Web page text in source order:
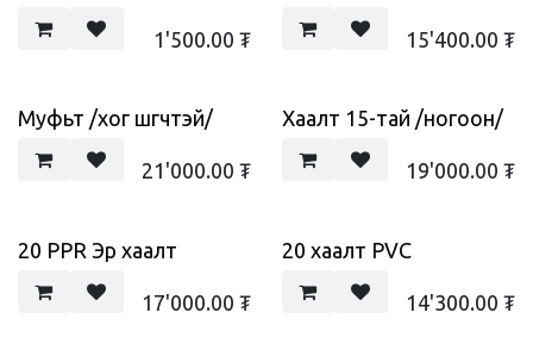
1'500.00 ₮ 15'400.00 ₮
Муфьт /хог шүүгчтэй/
21'000.00 ₮
Хаалт 15-тай /ногоон/
19'000.00 ₮
20 PPR Эр хаалт
17'000.00 ₮
20 хаалт PVC
14'300.00 ₮